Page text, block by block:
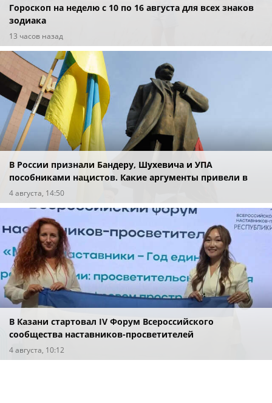
Гороскоп на неделю с 10 по 16 августа для всех знаков
зодиака
13 часов назад
В России признали Бандеру, Шухевича и УПА
пособниками нацистов. Какие аргументы привели в
суде?
4 августа, 14:50
В Казани стартовал IV Форум Всероссийского
сообщества наставников-просветителей
4 августа, 10:12